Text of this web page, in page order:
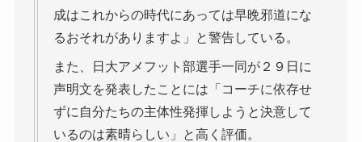
成はこれからの時代にあっては早晩邪道にな
るおそれがありますよ」と警告している。
また、日大アメフット部選手一同が２９日に
声明文を発表したことには「コーチに依存せ
ずに自分たちの主体性発揮しようと決意して
いるのは素晴らしい」と高く評価。